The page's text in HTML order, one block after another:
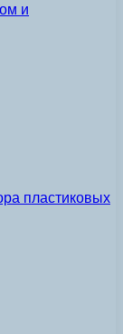
и
пластиковых